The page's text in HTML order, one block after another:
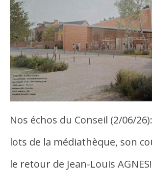
Nos échos du Conseil (2/06/
lots de la médiathèque, son
le retour de Jean-Louis AGNES!